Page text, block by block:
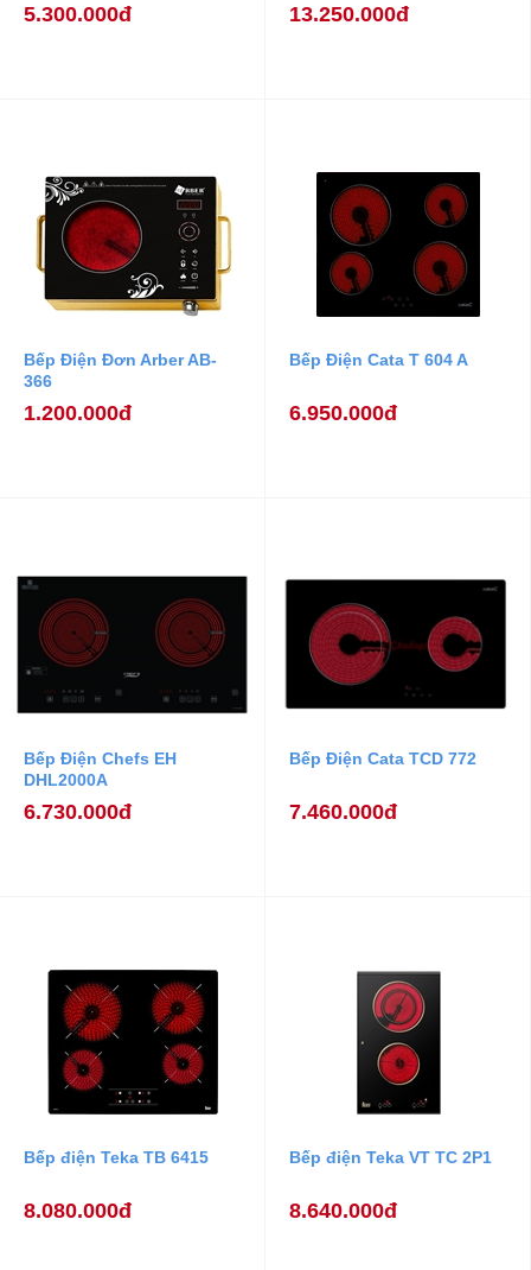
5.300.000đ 13.250.000đ
Bếp Điện Đơn Arber AB-
366
1.200.000đ
Bếp Điện Cata T 604 A
6.950.000đ
Bếp Điện Chefs EH
DHL2000A
6.730.000đ
Bếp Điện Cata TCD 772
7.460.000đ
Bếp điện Teka TB 6415
8.080.000đ
Bếp điện Teka VT TC 2P1
8.640.000đ